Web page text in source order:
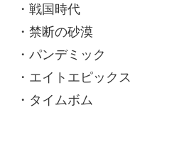
・戦国時代
・禁断の砂漠
・パンデミック
・エイトエピックス
・タイムボム